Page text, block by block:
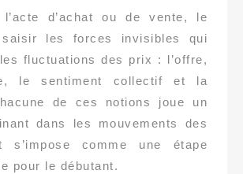
d’achat ou de vente, le
les forces invisibles qui
fluctuations des prix : l’offre,
le sentiment collectif et la
de ces notions joue un
dans les mouvements des
s’impose comme une étape
pour le débutant.